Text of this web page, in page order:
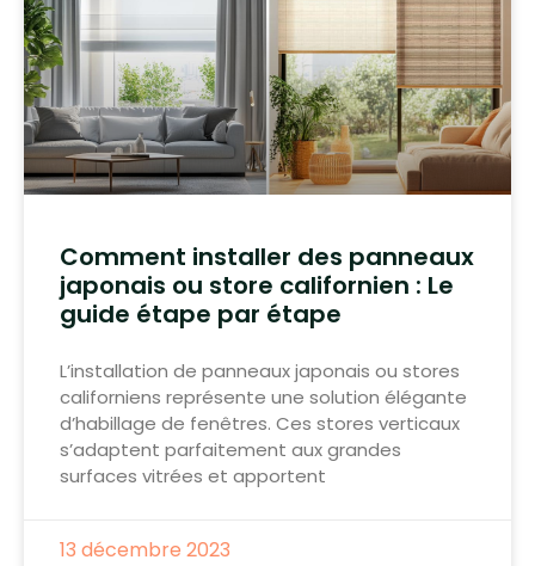
Comment installer des panneaux
japonais ou store californien : Le
guide étape par étape
L’installation de panneaux japonais ou stores
californiens représente une solution élégante
d’habillage de fenêtres. Ces stores verticaux
s’adaptent parfaitement aux grandes
surfaces vitrées et apportent
13 décembre 2023